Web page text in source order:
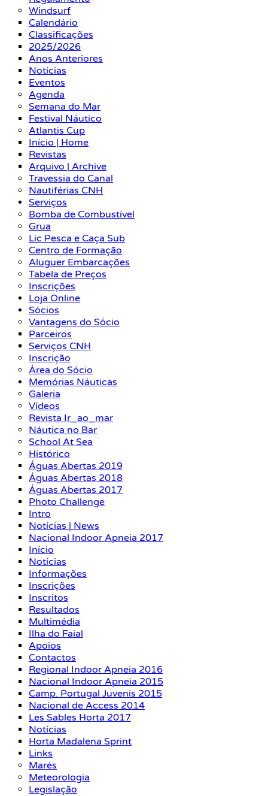
Windsurf
Calendário
Classificações
2025/2026
Anos Anteriores
Notícias
Eventos
Agenda
Semana do Mar
Festival Náutico
Atlantis Cup
Início | Home
Revistas
Arquivo | Archive
Travessia do Canal
Nautiférias CNH
Serviços
Bomba de Combustível
Grua
Lic Pesca e Caça Sub
Centro de Formação
Aluguer Embarcações
Tabela de Preços
Inscrições
Loja Online
Sócios
Vantagens do Sócio
Parceiros
Serviços CNH
Inscrição
Área do Sócio
Memórias Náuticas
Galeria
Vídeos
Revista Ir_ao_mar
Náutica no Bar
School At Sea
Histórico
Águas Abertas 2019
Águas Abertas 2018
Águas Abertas 2017
Photo Challenge
Intro
Notícias | News
Nacional Indoor Apneia 2017
Início
Notícias
Informações
Inscrições
Inscritos
Resultados
Multimédia
Ilha do Faial
Apoios
Contactos
Regional Indoor Apneia 2016
Nacional Indoor Apneia 2015
Camp. Portugal Juvenis 2015
Nacional de Access 2014
Les Sables Horta 2017
Notícias
Horta Madalena Sprint
Links
Marés
Meteorologia
Legislação